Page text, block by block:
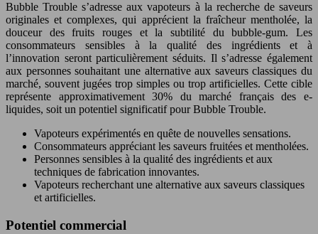
Bubble Trouble s’adresse aux vapoteurs à la recherche de saveurs
originales et complexes, qui apprécient la fraîcheur mentholée, la
douceur des fruits rouges et la subtilité du bubble-gum. Les
consommateurs sensibles à la qualité des ingrédients et à
l’innovation seront particulièrement séduits. Il s’adresse également
aux personnes souhaitant une alternative aux saveurs classiques du
marché, souvent jugées trop simples ou trop artificielles. Cette cible
représente approximativement 30% du marché français des e-
liquides, soit un potentiel significatif pour Bubble Trouble.
Vapoteurs expérimentés en quête de nouvelles sensations.
Consommateurs appréciant les saveurs fruitées et mentholées.
Personnes sensibles à la qualité des ingrédients et aux
techniques de fabrication innovantes.
Vapoteurs recherchant une alternative aux saveurs classiques
et artificielles.
Potentiel commercial